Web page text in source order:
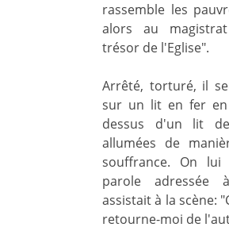
rassemble les
alors au
trésor de l'Eglise".
Arrêté, torturé, il
sur un lit en fer
dessus d'un lit
allumées de
souffrance. On
parole adressée
assistait à la scène:
retourne-moi de